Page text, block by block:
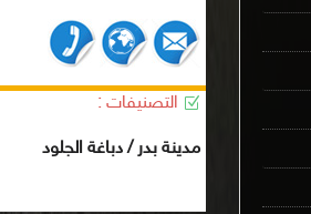
التصنيفات :
مدينة بدر / دباغة الجلود